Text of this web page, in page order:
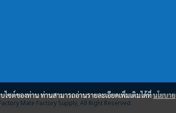
Mate Factory Supply, All Right Reserved.
ไซต์ของท่าน ท่านสามารถอ่านรายละเอียดเพิ่มเติมได้ที่นโยบาย